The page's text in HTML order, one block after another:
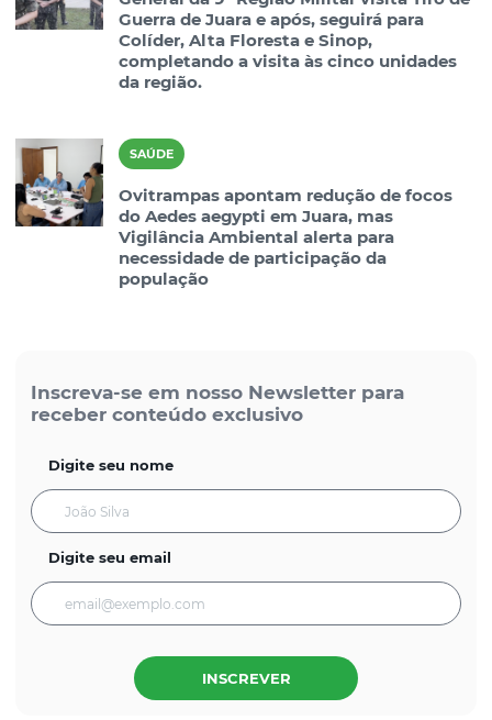
Guerra de Juara e após, seguirá para
Colíder, Alta Floresta e Sinop,
completando a visita às cinco unidades
da região.
SAÚDE
Ovitrampas apontam redução de focos
do Aedes aegypti em Juara, mas
Vigilância Ambiental alerta para
necessidade de participação da
população
Inscreva-se em nosso Newsletter para
receber conteúdo exclusivo
Digite seu nome
Digite seu email
INSCREVER